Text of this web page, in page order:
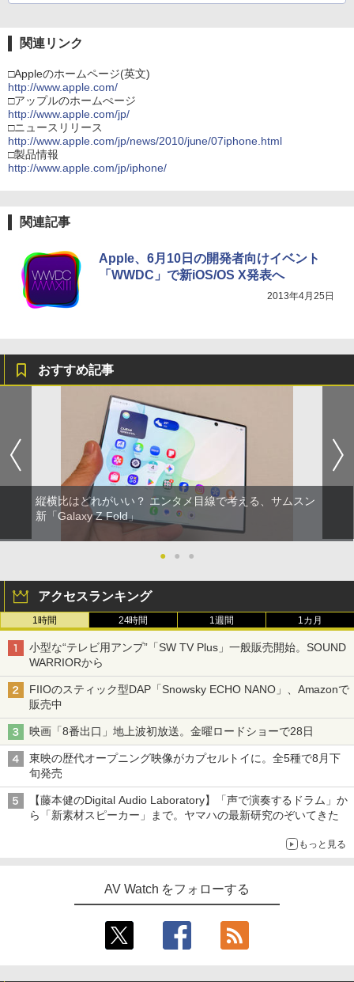
関連リンク
□Appleのホームページ(英文)
http://www.apple.com/
□アップルのホームぺージ
http://www.apple.com/jp/
□ニュースリリース
http://www.apple.com/jp/news/2010/june/07iphone.html
□製品情報
http://www.apple.com/jp/iphone/
関連記事
Apple、6月10日の開発者向けイベント
「WWDC」で新iOS/OS X発表へ
2013年4月25日
おすすめ記事
縦横比はどれがいい？ エンタメ目線で考える、サムスン
新「Galaxy Z Fold」
● ● ●
アクセスランキング
1時間 24時間 1週間 1カ月
小型な“テレビ用アンプ”「SW TV Plus」一般販売開始。SOUND
WARRIORから
FIIOのスティック型DAP「Snowsky ECHO NANO」、Amazonで
販売中
映画「8番出口」地上波初放送。金曜ロードショーで28日
東映の歴代オープニング映像がカプセルトイに。全5種で8月下
旬発売
【藤本健のDigital Audio Laboratory】「声で演奏するドラム」か
ら「新素材スピーカー」まで。ヤマハの最新研究のぞいてきた
もっと見る
AV Watch をフォローする